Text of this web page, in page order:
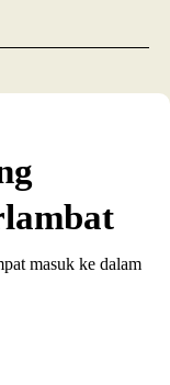
masuk ke dalam